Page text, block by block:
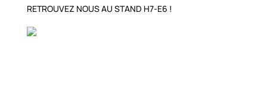
RETROUVEZ NOUS AU STAND H7-E6 !